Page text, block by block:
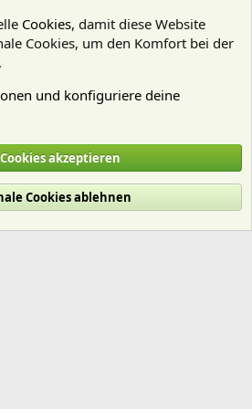
Hilfe und Impressum
Cookies, damit diese Website
Cookies, um den Komfort bei der
und konfiguriere deine
akzeptieren
Cookies ablehnen